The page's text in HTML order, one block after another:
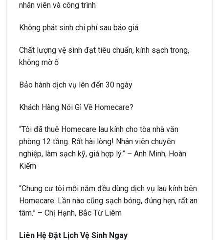
nhân viên và công trình
Không phát sinh chi phí sau báo giá
Chất lượng vệ sinh đạt tiêu chuẩn, kính sạch trong,
không mờ ố
Bảo hành dịch vụ lên đến 30 ngày
Khách Hàng Nói Gì Về Homecare?
“Tôi đã thuê Homecare lau kính cho tòa nhà văn
phòng 12 tầng. Rất hài lòng! Nhân viên chuyên
nghiệp, làm sạch kỹ, giá hợp lý.” – Anh Minh, Hoàn
Kiếm
“Chung cư tôi mỗi năm đều dùng dịch vụ lau kính bên
Homecare. Lần nào cũng sạch bóng, đúng hẹn, rất an
tâm.” – Chị Hạnh, Bắc Từ Liêm
Liên Hệ Đặt Lịch Vệ Sinh Ngay